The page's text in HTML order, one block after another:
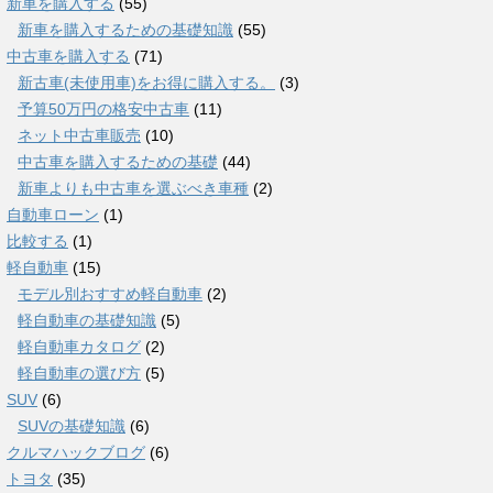
新車を購入するための基礎知識 (55)
中古車を購入する (71)
新古車(未使用車)をお得に購入する。
(3)
予算50万円の格安中古車 (11)
ネット中古車販売 (10)
中古車を購入するための基礎 (44)
新車よりも中古車を選ぶべき車種 (2)
自動車ローン (1)
比較する (1)
軽自動車 (15)
モデル別おすすめ軽自動車 (2)
軽自動車の基礎知識 (5)
軽自動車カタログ (2)
軽自動車の選び方 (5)
SUV (6)
SUVの基礎知識 (6)
クルマハックブログ (6)
トヨタ (35)